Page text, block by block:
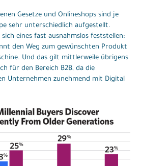
Gesetze und Onlineshops sind je
sehr unterschiedlich aufgestellt.
eines fast ausnahmslos feststellen:
den Weg zum gewünschten Produkt
Und das gilt mittlerweile übrigens
für den Bereich B2B, da die
Unternehmen zunehmend mit Digital